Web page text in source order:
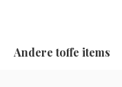
Andere toffe items